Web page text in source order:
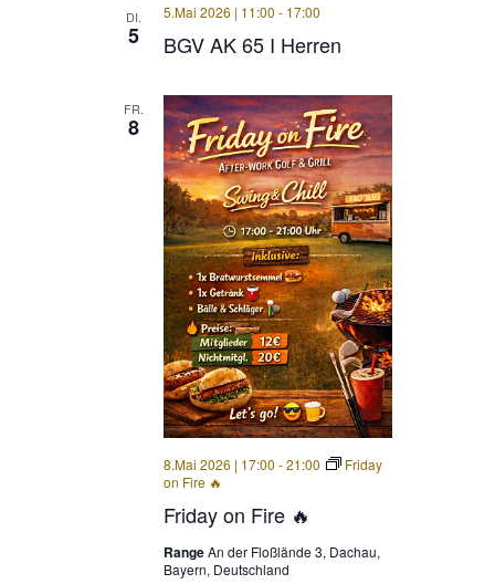
DI.
5 BGV AK 65 I Herren
5.Mai 2026 | 11:00 - 17:00
FR.
8
Friday on Fire 🔥
8.Mai 2026 | 17:00 -21:00
Friday
on Fire 🔥
RangeAn der Floßlände 3, Dachau,
Bayern, Deutschland